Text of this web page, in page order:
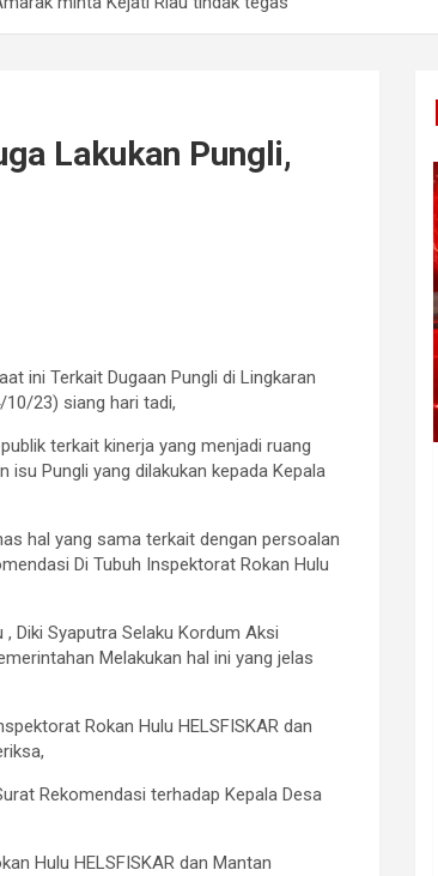
Lakukan Pungli,
ini Terkait Dugaan Pungli di Lingkaran
10/23) siang hari tadi,
terkait kinerja yang menjadi ruang
isu Pungli yang dilakukan kepada Kepala
hal yang sama terkait dengan persoalan
Di Tubuh Inspektorat Rokan Hulu
Diki Syaputra Selaku Kordum Aksi
Melakukan hal ini yang jelas
Rokan Hulu HELSFISKAR dan
Rekomendasi terhadap Kepala Desa
Hulu HELSFISKAR dan Mantan